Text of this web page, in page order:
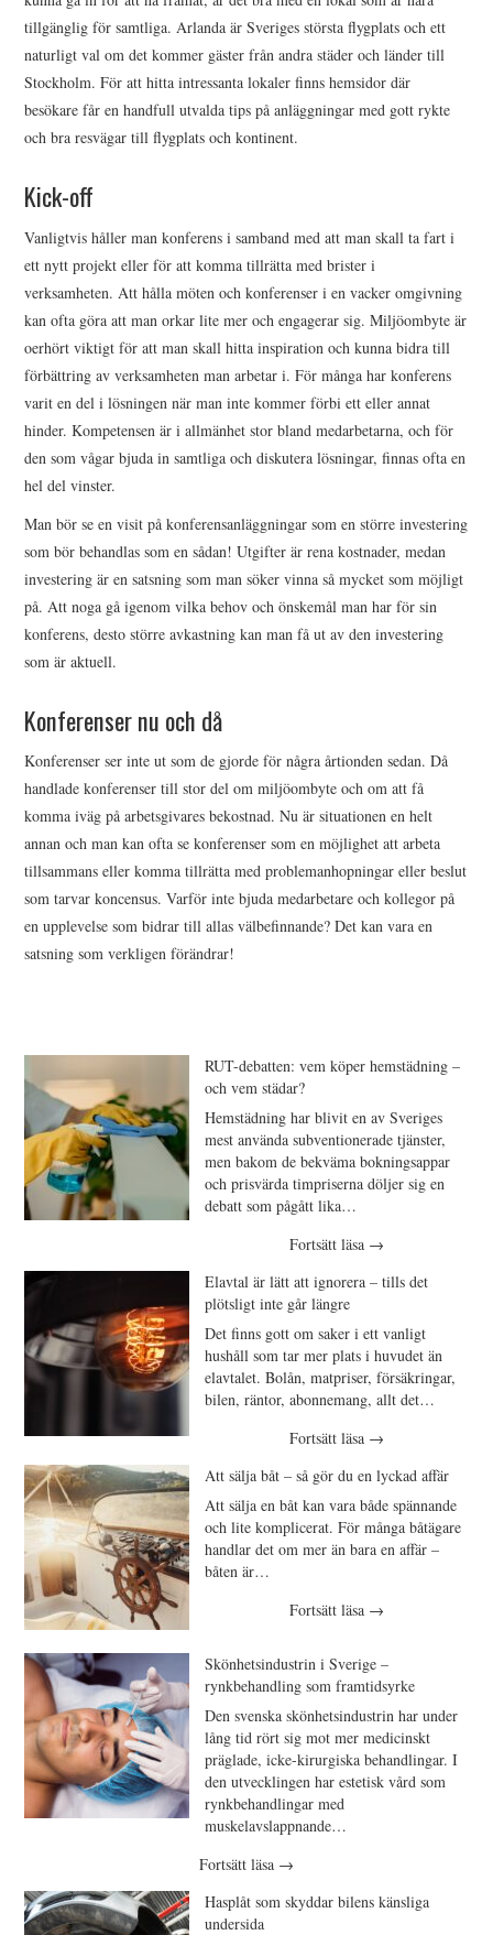
tillgänglig för samtliga. Arlanda är Sveriges största flygplats och ett
naturligt val om det kommer gäster från andra städer och länder till
Stockholm. För att hitta intressanta lokaler finns hemsidor där
besökare får en handfull utvalda tips på anläggningar med gott rykte
och bra resvägar till flygplats och kontinent.
Kick-off
Vanligtvis håller man konferens i samband med att man skall ta fart i
ett nytt projekt eller för att komma tillrätta med brister i
verksamheten. Att hålla möten och konferenser i en vacker omgivning
kan ofta göra att man orkar lite mer och engagerar sig. Miljöombyte är
oerhört viktigt för att man skall hitta inspiration och kunna bidra till
förbättring av verksamheten man arbetar i. För många har konferens
varit en del i lösningen när man inte kommer förbi ett eller annat
hinder. Kompetensen är i allmänhet stor bland medarbetarna, och för
den som vågar bjuda in samtliga och diskutera lösningar, finnas ofta en
hel del vinster.
Man bör se en visit på konferensanläggningar som en större investering
som bör behandlas som en sådan! Utgifter är rena kostnader, medan
investering är en satsning som man söker vinna så mycket som möjligt
på. Att noga gå igenom vilka behov och önskemål man har för sin
konferens, desto större avkastning kan man få ut av den investering
som är aktuell.
Konferenser nu och då
Konferenser ser inte ut som de gjorde för några årtionden sedan. Då
handlade konferenser till stor del om miljöombyte och om att få
komma iväg på arbetsgivares bekostnad. Nu är situationen en helt
annan och man kan ofta se konferenser som en möjlighet att arbeta
tillsammans eller komma tillrätta med problemanhopningar eller beslut
som tarvar koncensus. Varför inte bjuda medarbetare och kollegor på
en upplevelse som bidrar till allas välbefinnande? Det kan vara en
satsning som verkligen förändrar!
RUT-debatten: vem köper hemstädning –
och vem städar?
Hemstädning har blivit en av Sveriges
mest använda subventionerade tjänster,
men bakom de bekväma bokningsappar
och prisvärda timpriserna döljer sig en
debatt som pågått lika…
Fortsätt läsa →
Elavtal är lätt att ignorera – tills det
plötsligt inte går längre
Det finns gott om saker i ett vanligt
hushåll som tar mer plats i huvudet än
elavtalet. Bolån, matpriser, försäkringar,
bilen, räntor, abonnemang, allt det…
Fortsätt läsa →
Att sälja båt – så gör du en lyckad affär
Att sälja en båt kan vara både spännande
och lite komplicerat. För många båtägare
handlar det om mer än bara en affär –
båten är…
Fortsätt läsa →
Skönhetsindustrin i Sverige –
rynkbehandling som framtidsyrke
Den svenska skönhetsindustrin har under
lång tid rört sig mot mer medicinskt
präglade, icke-kirurgiska behandlingar. I
den utvecklingen har estetisk vård som
rynkbehandlingar med
muskelavslappnande…
Fortsätt läsa →
Hasplåt som skyddar bilens känsliga
undersida